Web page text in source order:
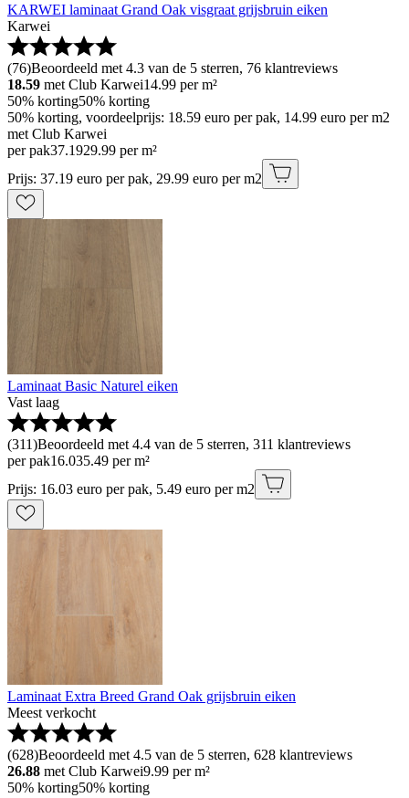
KARWEI laminaat Grand Oak visgraat grijsbruin eiken
Karwei
(76)Beoordeeld met 4.3 van de 5 sterren, 76 klantreviews
18.59 met Club Karwei14.99 per m²
50% korting50% korting
50% korting, voordeelprijs: 18.59 euro per pak, 14.99 euro per m2
met Club Karwei
per pak37.1929.99 per m²
Prijs: 37.19 euro per pak, 29.99 euro per m2
Laminaat Basic Naturel eiken
Vast laag
(311)Beoordeeld met 4.4 van de 5 sterren, 311 klantreviews
per pak16.035.49 per m²
Prijs: 16.03 euro per pak, 5.49 euro per m2
Laminaat Extra Breed Grand Oak grijsbruin eiken
Meest verkocht
(628)Beoordeeld met 4.5 van de 5 sterren, 628 klantreviews
26.88 met Club Karwei9.99 per m²
50% korting50% korting